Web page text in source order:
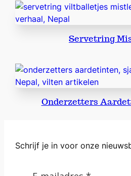
t
a
Servetring
Onderzetters
Schrijf je in voor onze